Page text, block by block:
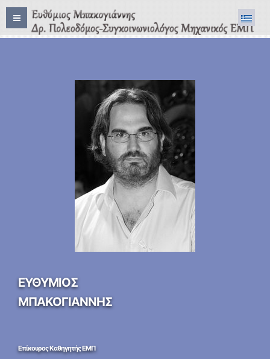
ΕΥΘΥΜΙΟΣ
ΜΠΑΚΟΓΙΑΝΝΗΣ
Επίκουρος Καθηγητής ΕΜΠ